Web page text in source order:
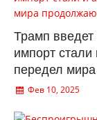
Трамп
импорт
передел
Фев 10, 2025